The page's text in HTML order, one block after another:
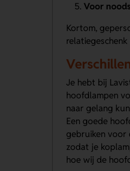
Voor
Kortom,
Je hebt bij
hoofdlampen
naar gelang
Een goede
gebruiken voor
zodat je
hoe wij de